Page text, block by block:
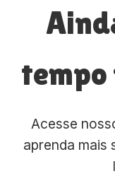
tempo
Acesse
aprenda mais